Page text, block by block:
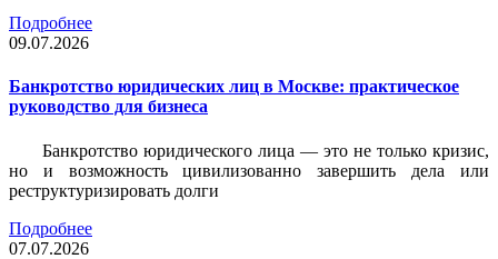
Подробнее
09.07.2026
Банкротство юридических лиц в Москве: практическое
руководство для бизнеса
Банкротство юридического лица — это не только кризис,
но и возможность цивилизованно завершить дела или
реструктуризировать долги
Подробнее
07.07.2026